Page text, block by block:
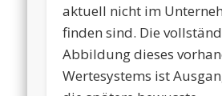
aktuell nicht im
finden sind. Die
Abbildung dieses
Wertesystems ist